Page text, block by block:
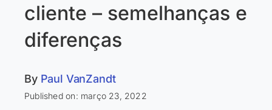
cliente – semelhanças e
diferenças
By Paul VanZandt
Published on: março 23, 2022